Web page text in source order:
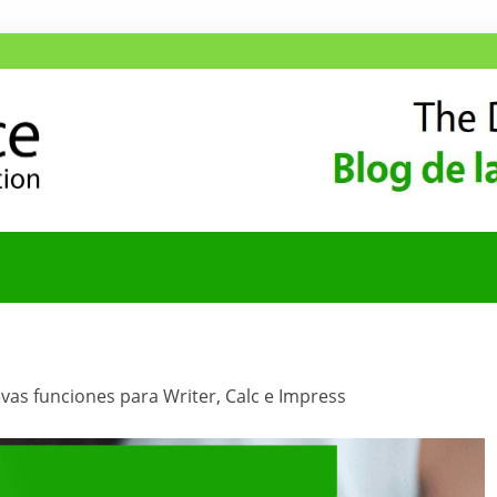
funciones para Writer, Calc e Impress